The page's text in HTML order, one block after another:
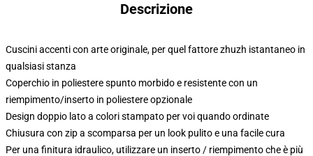
Descrizione
Cuscini accenti con arte originale, per quel fattore zhuzh istantaneo in
qualsiasi stanza
Coperchio in poliestere spunto morbido e resistente con un
riempimento/inserto in poliestere opzionale
Design doppio lato a colori stampato per voi quando ordinate
Chiusura con zip a scomparsa per un look pulito e una facile cura
Per una finitura idraulico, utilizzare un inserto / riempimento che è più